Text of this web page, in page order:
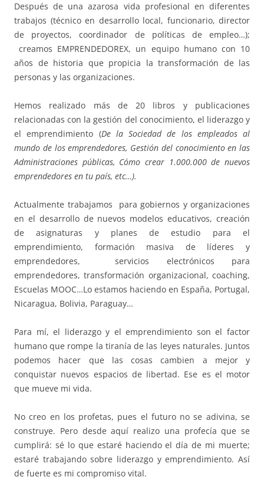
Después de una azarosa vida profesional en diferentes
trabajos (técnico en desarrollo local, funcionario, director
de proyectos, coordinador de políticas de empleo…);
creamos EMPRENDEDOREX, un equipo humano con 10
años de historia que propicia la transformación de las
personas y las organizaciones.
Hemos realizado más de 20 libros y publicaciones
relacionadas con la gestión del conocimiento, el liderazgo y
el emprendimiento (De la Sociedad de los empleados al
mundo de los emprendedores, Gestión del conocimiento en las
Administraciones públicas, Cómo crear 1.000.000 de nuevos
emprendedores en tu país, etc…).
Actualmente trabajamos para gobiernos y organizaciones
en el desarrollo de nuevos modelos educativos, creación
de asignaturas y planes de estudio para el
emprendimiento, formación masiva de líderes y
emprendedores, servicios electrónicos para
emprendedores, transformación organizacional, coaching,
Escuelas MOOC…Lo estamos haciendo en España, Portugal,
Nicaragua, Bolivia, Paraguay…
Para mí, el liderazgo y el emprendimiento son el factor
humano que rompe la tiranía de las leyes naturales. Juntos
podemos hacer que las cosas cambien a mejor y
conquistar nuevos espacios de libertad. Ese es el motor
que mueve mi vida.
No creo en los profetas, pues el futuro no se adivina, se
construye. Pero desde aquí realizo una profecía que se
cumplirá: sé lo que estaré haciendo el día de mi muerte;
estaré trabajando sobre liderazgo y emprendimiento. Así
de fuerte es mi compromiso vital.